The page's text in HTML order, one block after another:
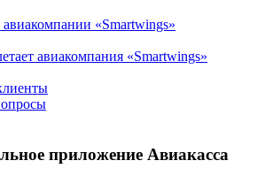
«Smartwings»
авиакомпания «Smartwings»
приложение Авиакасса